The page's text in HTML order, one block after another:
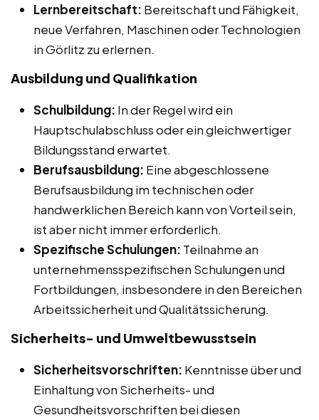
Lernbereitschaft: Bereitschaft und Fähigkeit,
neue Verfahren, Maschinen oder Technologien
in Görlitz zu erlernen.
Ausbildung und Qualifikation
Schulbildung: In der Regel wird ein
Hauptschulabschluss oder ein gleichwertiger
Bildungsstand erwartet.
Berufsausbildung: Eine abgeschlossene
Berufsausbildung im technischen oder
handwerklichen Bereich kann von Vorteil sein,
ist aber nicht immer erforderlich.
Spezifische Schulungen: Teilnahme an
unternehmensspezifischen Schulungen und
Fortbildungen, insbesondere in den Bereichen
Arbeitssicherheit und Qualitätssicherung.
Sicherheits- und Umweltbewusstsein
Sicherheitsvorschriften: Kenntnisse über und
Einhaltung von Sicherheits- und
Gesundheitsvorschriften bei diesen